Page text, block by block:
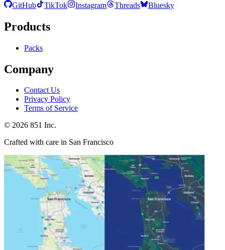
GitHub
TikTok Instagram Threads Bluesky
Products
Packs
Company
Contact Us
Privacy Policy
Terms of Service
© 2026 851 Inc.
Crafted with care in San Francisco